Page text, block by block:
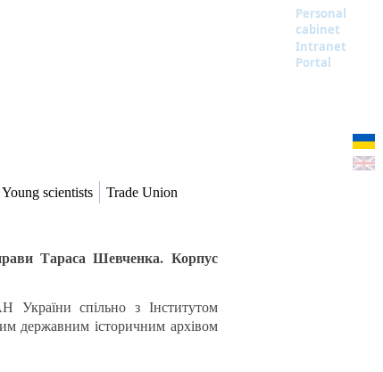
Personal
cabinet
Intranet
Portal
Young scientists Trade Union
Тараса Шевченка. Корпус
України спільно з Інститутом
державним історичним архівом